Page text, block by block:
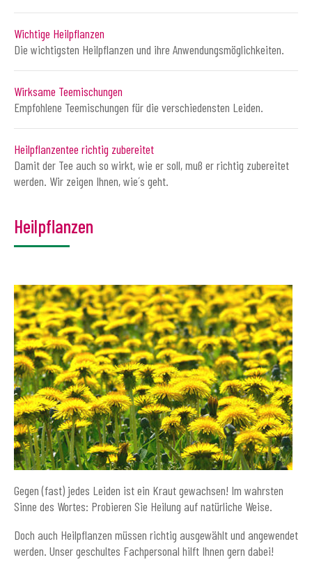
Wichtige Heilpflanzen
Die wichtigsten Heilpflanzen und ihre Anwendungsmöglichkeiten.
Wirksame Teemischungen
Empfohlene Teemischungen für die verschiedensten Leiden.
Heilpflanzentee richtig zubereitet
Damit der Tee auch so wirkt, wie er soll, muß er richtig zubereitet
werden. Wir zeigen Ihnen, wie´s geht.
Heilpflanzen
Gegen (fast) jedes Leiden ist ein Kraut gewachsen! Im wahrsten
Sinne des Wortes: Probieren Sie Heilung auf natürliche Weise.
Doch auch Heilpflanzen müssen richtig ausgewählt und angewendet
werden. Unser geschultes Fachpersonal hilft Ihnen gern dabei!